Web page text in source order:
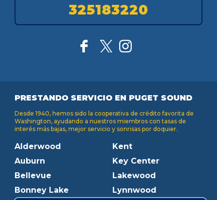
325183220
PRESTANDO SERVICIO EN PUGET SOUND
Desde 1940, hemos sido la cooperativa de crédito favorita de
Washington, ayudando a nuestros miembros con tasas de
interés más bajas, mejor servicio y sonrisas por doquier.
Alderwood
Auburn
Bellevue
Bonney Lake
Kent
Key Center
Lakewood
Lynnwood